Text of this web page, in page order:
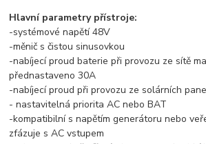
Hlavní parametry přístroje:
-systémové napětí 48V
-měnič s čistou sinusovkou
-nabíjecí proud baterie při provozu ze sítě
přednastaveno 30A
-nabíjecí proud při provozu ze solárních
- nastavitelná priorita AC nebo BAT
-kompatibilní s napětím generátoru nebo
zfázuje s AC vstupem